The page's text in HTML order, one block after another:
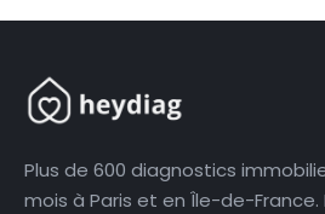
Plus de 600 diagnostics
mois à Paris et en Île-de-